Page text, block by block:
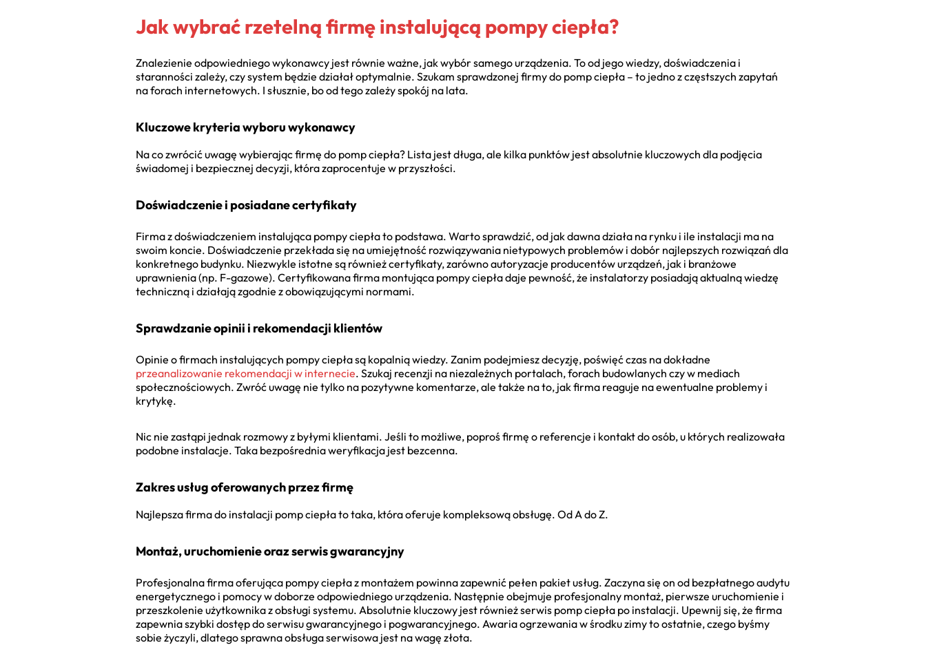
Jak wybrać rzetelną firmę instalującą pompy ciepła?
Znalezienie odpowiedniego wykonawcy jest równie ważne, jak wybór samego urządzenia. To od jego wiedzy, doświadczenia i
staranności zależy, czy system będzie działał optymalnie. Szukam sprawdzonej firmy do pomp ciepła – to jedno z częstszych zapytań
na forach internetowych. I słusznie, bo od tego zależy spokój na lata.
Kluczowe kryteria wyboru wykonawcy
Na co zwrócić uwagę wybierając firmę do pomp ciepła? Lista jest długa, ale kilka punktów jest absolutnie kluczowych dla podjęcia
świadomej i bezpiecznej decyzji, która zaprocentuje w przyszłości.
Doświadczenie i posiadane certyfikaty
Firma z doświadczeniem instalująca pompy ciepła to podstawa. Warto sprawdzić, od jak dawna działa na rynku i ile instalacji ma na
swoim koncie. Doświadczenie przekłada się na umiejętność rozwiązywania nietypowych problemów i dobór najlepszych rozwiązań dla
konkretnego budynku. Niezwykle istotne są również certyfikaty, zarówno autoryzacje producentów urządzeń, jak i branżowe
uprawnienia (np. F-gazowe). Certyfikowana firma montująca pompy ciepła daje pewność, że instalatorzy posiadają aktualną wiedzę
techniczną i działają zgodnie z obowiązującymi normami.
Sprawdzanie opinii i rekomendacji klientów
Opinie o firmach instalujących pompy ciepła są kopalnią wiedzy. Zanim podejmiesz decyzję, poświęć czas na dokładne
przeanalizowanie rekomendacji w internecie. Szukaj recenzji na niezależnych portalach, forach budowlanych czy w mediach
społecznościowych. Zwróć uwagę nie tylko na pozytywne komentarze, ale także na to, jak firma reaguje na ewentualne problemy i
krytykę.
Nic nie zastąpi jednak rozmowy z byłymi klientami. Jeśli to możliwe, poproś firmę o referencje i kontakt do osób, u których realizowała
podobne instalacje. Taka bezpośrednia weryfikacja jest bezcenna.
Zakres usług oferowanych przez firmę
Najlepsza firma do instalacji pomp ciepła to taka, która oferuje kompleksową obsługę. Od A do Z.
Montaż, uruchomienie oraz serwis gwarancyjny
Profesjonalna firma oferująca pompy ciepła z montażem powinna zapewnić pełen pakiet usług. Zaczyna się on od bezpłatnego audytu
energetycznego i pomocy w doborze odpowiedniego urządzenia. Następnie obejmuje profesjonalny montaż, pierwsze uruchomienie i
przeszkolenie użytkownika z obsługi systemu. Absolutnie kluczowy jest również serwis pomp ciepła po instalacji. Upewnij się, że firma
zapewnia szybki dostęp do serwisu gwarancyjnego i pogwarancyjnego. Awaria ogrzewania w środku zimy to ostatnie, czego byśmy
sobie życzyli, dlatego sprawna obsługa serwisowa jest na wagę złota.